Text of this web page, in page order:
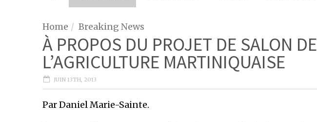
Home Breaking News
À PROPOS DU PROJET DE SALON DE
L’AGRICULTURE MARTINIQUAISE
JUIN 13TH, 2013
Par Daniel Marie-Sainte.